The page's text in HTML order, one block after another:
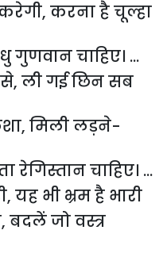
, करना है चूल्हा
गुणवान चाहिए। ...
, ली गई छिन सब
, मिली लड़ने-
रेगिस्तान चाहिए। ...
, यह भी भ्रम है भारी
, बदलें जो वस्त्र